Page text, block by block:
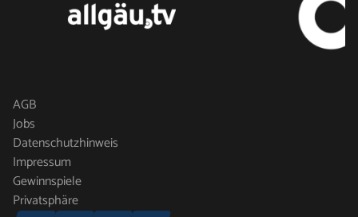
AGB
Jobs
Datenschutzhinweis
Impressum
Gewinnspiele
Privatsphäre